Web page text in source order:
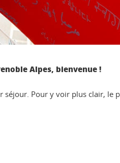
Alpes, bienvenue !
Pour y voir plus clair, le